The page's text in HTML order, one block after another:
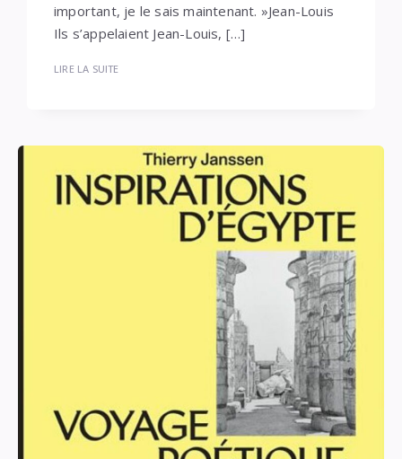
important, je le sais maintenant. »Jean-Louis
Ils s’appelaient Jean-Louis, […]
LIRE LA SUITE